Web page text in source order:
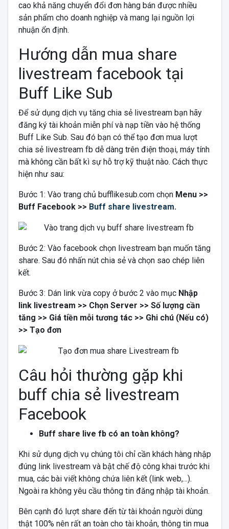
cao khả năng chuyển đổi đơn hàng bán được nhiều
sản phẩm cho doanh nghiệp và mang lại nguồn lợi
nhuận ổn định.
Hướng dẫn mua share
livestream facebook tại
Buff Like Sub
Để sử dụng dịch vụ tăng chia sẻ livestream bạn hãy
đăng ký tài khoản miễn phí và nạp tiền vào hệ thống
Buff Like Sub. Sau đó bạn có thể tạo đơn mua lượt
chia sẻ livestream fb dễ dàng trên điện thoại, máy tính
mà không cần bất kì sự hỗ trợ kỹ thuật nào. Cách thực
hiện như sau:
Bước 1: Vào trang chủ bufflikesub.comchọn Menu >>
Buff Facebook >> Buff share livestream.
Bước 2: Vào facebook chọn livestream bạn muốn tăng
share. Sau đó nhấn nút chia sẻ và chọn sao chép liên
kết.
Bước 3: Dán link vừa copy ở bước 2 vào mục Nhập
link livestream >> Chọn Server >> Số lượng cần
tăng >> Giá tiền mỗi tương tác >> Ghi chú (Nếu có)
>> Tạo đơn
Câu hỏi thường gặp khi
buff chia sẻ livestream
Facebook
Buff share live fb có an toàn không?
Khi sử dụng dịch vụ chúng tôi chỉ cần khách hàng nhập
đúng link livestream và bật chế độ công khai trước khi
mua, các bài viết không chứa liên kết (link web,...).
Ngoài ra không yêu cầu thông tin đăng nhập tài khoản.
Bên cạnh đó lượt share đến từ tài khoản người dùng
thật 100% nên rất an toàn cho tài khoản, thông tin mua